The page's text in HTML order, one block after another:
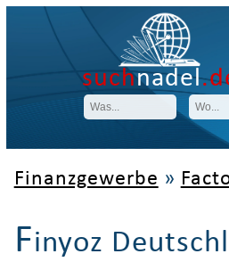
suchnadel
Finanzgewerbe »
Finyoz